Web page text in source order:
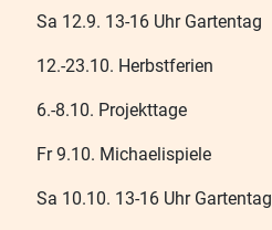
Sa 12.9. 13-16 Uhr Gartentag
12.-23.10. Herbstferien
6.-8.10. Projekttage
Fr 9.10. Michaelispiele
Sa 10.10. 13-16 Uhr Gartentag